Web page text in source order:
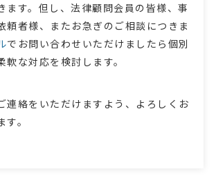
ます。但し、法律顧問会員の皆様、事
頼者様、またお急ぎのご相談につきま
でお問い合わせいただけましたら個別
軟な対応を検討します。
連絡をいただけますよう、よろしくお
。